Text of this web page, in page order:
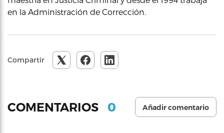
en la Administración de Corrección.
Compartir
COMENTARIOS 0 Añadir comentario